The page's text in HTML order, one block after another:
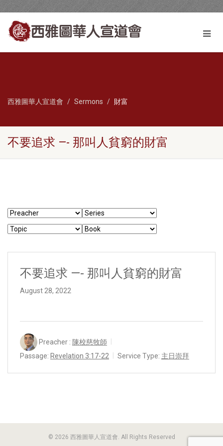
西雅圖華人宣道會 Sermons 財富
不要追求 —- 那叫人貧窮的財富
不要追求 —- 那叫人貧窮的財富
August 28, 2022
Preacher : 陳校慈牧師
Passage: Revelation 3:17-22 Service Type: 主日崇拜
© 2026 西雅圖華人宣道會. All Rights Reserved